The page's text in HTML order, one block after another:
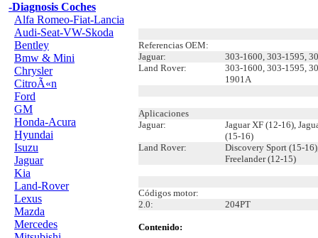
-Diagnosis Coches
Alfa Romeo-Fiat-Lancia
Audi-Seat-VW-Skoda
Bentley
Bmw & Mini
Chrysler
CitroÃ«n
Ford
GM
Honda-Acura
Hyundai
Isuzu
Jaguar
Kia
Land-Rover
Lexus
Mazda
Mercedes
Referencias OEM:
Jaguar:
303-1600, 303-1595,
Land Rover:
303-1600, 303-1595,
1901A
Aplicaciones
Jaguar:
Jaguar XF (12-16),
(15-16)
Land Rover:
Discovery Sport (15-
Freelander (12-15)
Códigos motor:
2.0:
204PT
Contenido: